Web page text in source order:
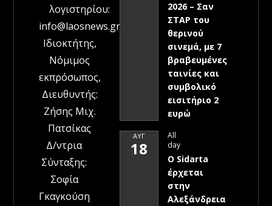
λογιστηρίου:
info@laosnews.gr
Ιδιοκτήτης,
Νόμιμος
εκπρόσωπος,
Διευθυντής:
Ζήσης Μιχ.
Πατσίκας
Δ/ντρια
Σύνταξης:
Σοφία
Γκαγκούση
2026 – Σαν
ΣΤΑΡ του
θερινού
σινεμά, με 7
βραβευμένες
ταινίες και
συμβολικό
εισιτήριο 2
ευρώ
ΑΥΓ
18
All
day
Ο Sidarta
έρχεται
στην
Αλεξάνδρεια